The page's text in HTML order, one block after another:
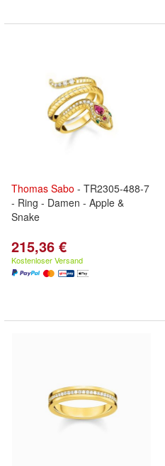
Thomas Sabo - TR2305-488-7
- Ring - Damen - Apple &
Snake
215,36 €
Kostenloser Versand